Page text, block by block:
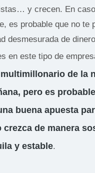
y crecen. En
es probable que no te
desmesurada de
en este tipo de
multimillonario de la
pero es
buena apuesta
crezca de manera
y estable.